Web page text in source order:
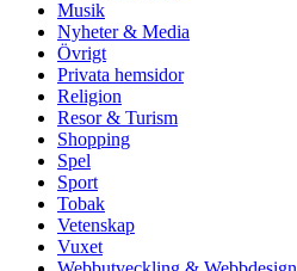
Musik
Nyheter & Media
Övrigt
Privata hemsidor
Religion
Resor & Turism
Shopping
Spel
Sport
Tobak
Vetenskap
Vuxet